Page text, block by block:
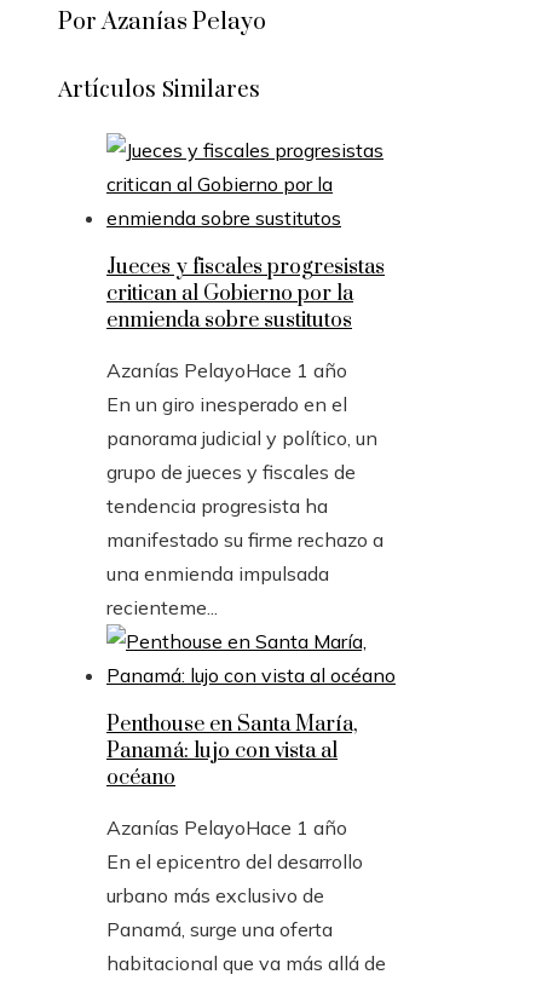
Por Azanías Pelayo
Artículos Similares
Jueces y fiscales progresistas
critican al Gobierno por la
enmienda sobre sustitutos
Azanías PelayoHace 1 año
En un giro inesperado en el
panorama judicial y político, un
grupo de jueces y fiscales de
tendencia progresista ha
manifestado su firme rechazo a
una enmienda impulsada
recienteme...
Penthouse en Santa María,
Panamá: lujo con vista al
océano
Azanías PelayoHace 1 año
En el epicentro del desarrollo
urbano más exclusivo de
Panamá, surge una oferta
habitacional que va más allá de